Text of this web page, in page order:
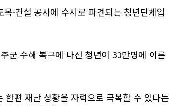
·건설 공사에 수시로 파견되는 청년단체입
군 수해 복구에 나선 청년이 30만명에 이른
편 재난 상황을 자력으로 극복할 수 있다는